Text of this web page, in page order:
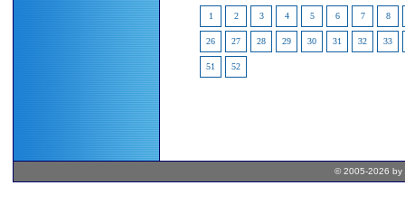
1 2 3 4 5 6 7 8
26 27 28 29 30 31 32 33
51 52
© 2005-2026 by